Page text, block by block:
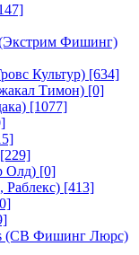
(Экстрим Фишинг)
Культур) [634]
Тимон) [0]
[1077]
[229]
Олд) [0]
Раблекс) [413]
(СВ Фишинг Люрс)